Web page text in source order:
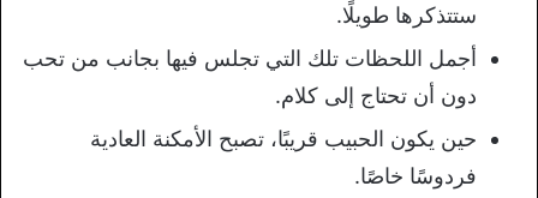
ستتذكرها طويلًا.
أجمل اللحظات تلك التي تجلس فيها بجانب من تحب
دون أن تحتاج إلى كلام.
حين يكون الحبيب قريبًا، تصبح الأمكنة العادية
فردوسًا خاصًا.